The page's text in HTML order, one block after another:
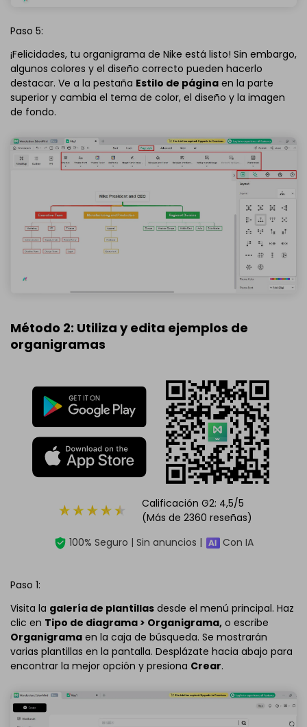
Paso 5:
¡Felicidades, tu organigrama de Nike está listo! Sin embargo,
algunos colores y el diseño correcto pueden hacerlo
destacar. Ve a la pestaña Estilo de página en la parte
superior y cambia el tema de color, el diseño y la imagen
de fondo.
Método 2: Utiliza y edita ejemplos de
organigramas
Calificación G2: 4,5/5
(Más de 2360 reseñas)
100% Seguro | Sin anuncios |
Con IA
Paso 1:
Visita la galería de plantillas desde el menú principal. Haz
clic en Tipo de diagrama > Organigrama, o escribe
Organigrama en la caja de búsqueda. Se mostrarán
varias plantillas en la pantalla. Desplázate hacia abajo para
encontrar la mejor opción y presiona Crear.